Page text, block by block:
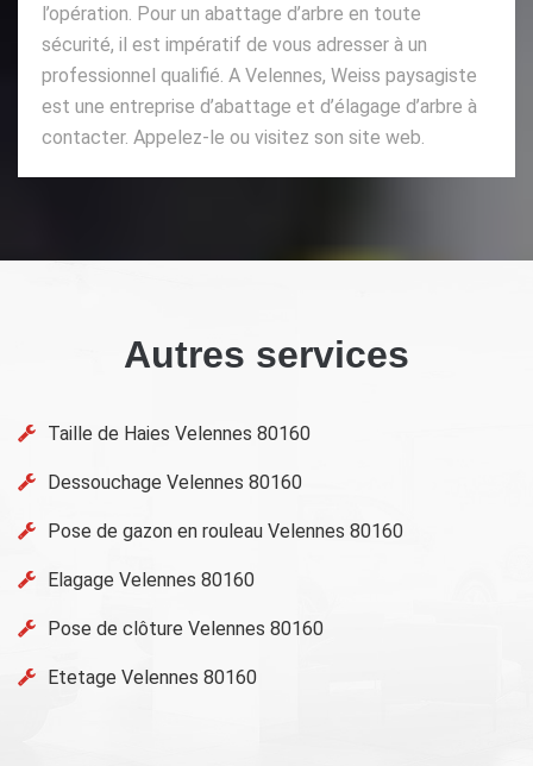
l’opération. Pour un abattage d’arbre en toute
sécurité, il est impératif de vous adresser à un
professionnel qualifié. A Velennes, Weiss paysagiste
est une entreprise d’abattage et d’élagage d’arbre à
contacter. Appelez-le ou visitez son site web.
Autres services
Taille de Haies Velennes 80160
Dessouchage Velennes 80160
Pose de gazon en rouleau Velennes 80160
Elagage Velennes 80160
Pose de clôture Velennes 80160
Etetage Velennes 80160